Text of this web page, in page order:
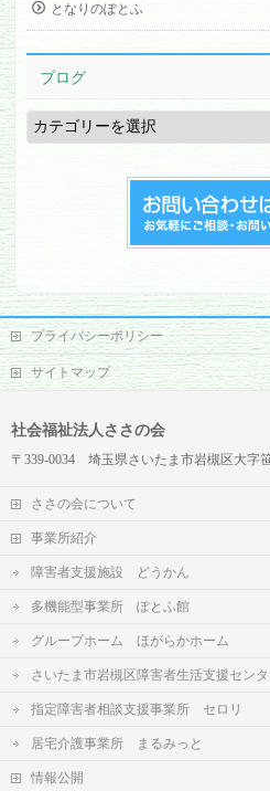
となりのぽとふ
ブログ
ブ
ロ
グ
プライバシーポリシー
サイトマップ
社会福祉法人ささの会
〒339-0034 埼玉県さいたま市岩槻区大字
ささの会について
事業所紹介
障害者支援施設 どうかん
多機能型事業所 ぽとふ館
グループホーム ほがらかホーム
さいたま市岩槻区障害者生活支援セン
指定障害者相談支援事業所 セロリ
居宅介護事業所 まるみっと
情報公開